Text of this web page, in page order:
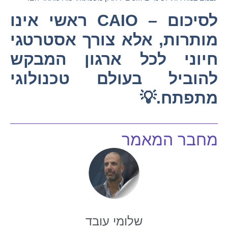
לסיכום – CAIO ראשי אינו
מותרות, אלא צורך אסטרטגי
חיוני לכל ארגון המבקש
להוביל בעולם טכנולוגי
מתפתח.💡
מחבר המאמר
שלומי עובד